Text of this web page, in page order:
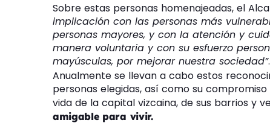
Sobre estas personas homenajeadas, el
implicación con las personas más
personas mayores, y con la atención y
manera voluntaria y con su esfuerzo
mayúsculas, por mejorar nuestra sociedad”.
Anualmente se llevan a cabo estos
personas elegidas, así como su
vida de la capital vizcaina, de sus barrios y
amigable para vivir.